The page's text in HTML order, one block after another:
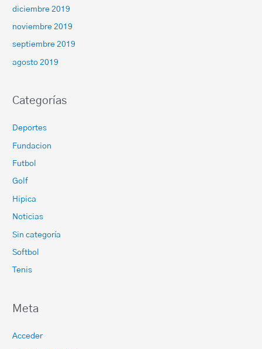
diciembre 2019
noviembre 2019
septiembre 2019
agosto 2019
Categorías
Deportes
Fundacion
Futbol
Golf
Hipica
Noticias
Sin categoría
Softbol
Tenis
Meta
Acceder